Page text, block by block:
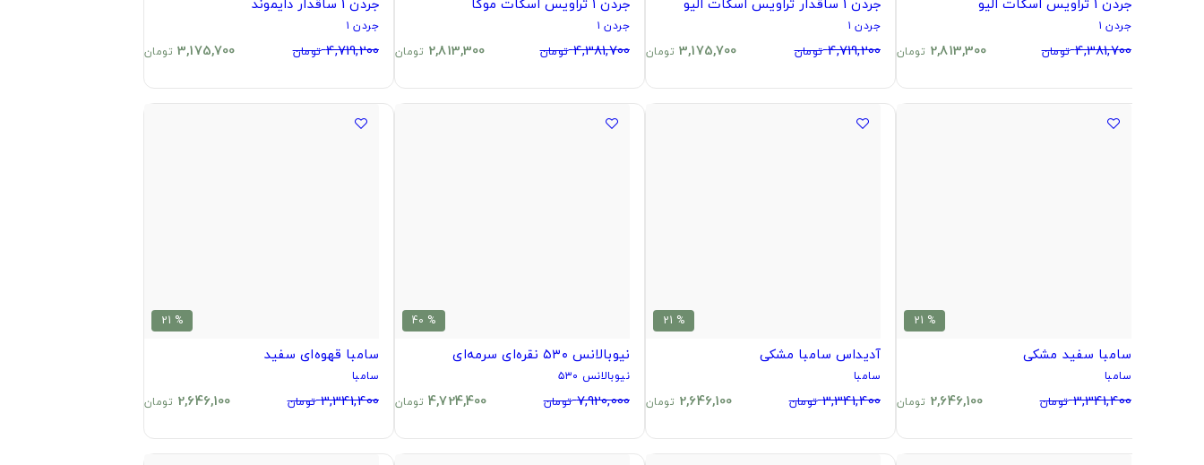
جردن ۱
4,381,700 تومان 2,813,300 تومان
جردن ۱
4,719,200 تومان 3,175,700 تومان
جردن ۱
4,381,700 تومان 2,813,300 تومان
جردن ۱
4,719,200 تومان 3,175,700 تومان
% 21
سامبا سفید مشکی
سامبا
3,341,400 تومان 2,646,100 تومان
% 21
آدیداس سامبا مشکی
سامبا
3,341,400 تومان 2,646,100 تومان
% 40
نیوبالانس ۵۳۰ نقره‌ای سرمه‌ای
نیوبالانس ۵۳۰
7,920,000 تومان 4,724,400 تومان
% 21
سامبا قهوه‌ای سفید
سامبا
3,341,400 تومان 2,646,100 تومان